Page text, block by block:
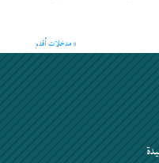
« مدخلات أقدم